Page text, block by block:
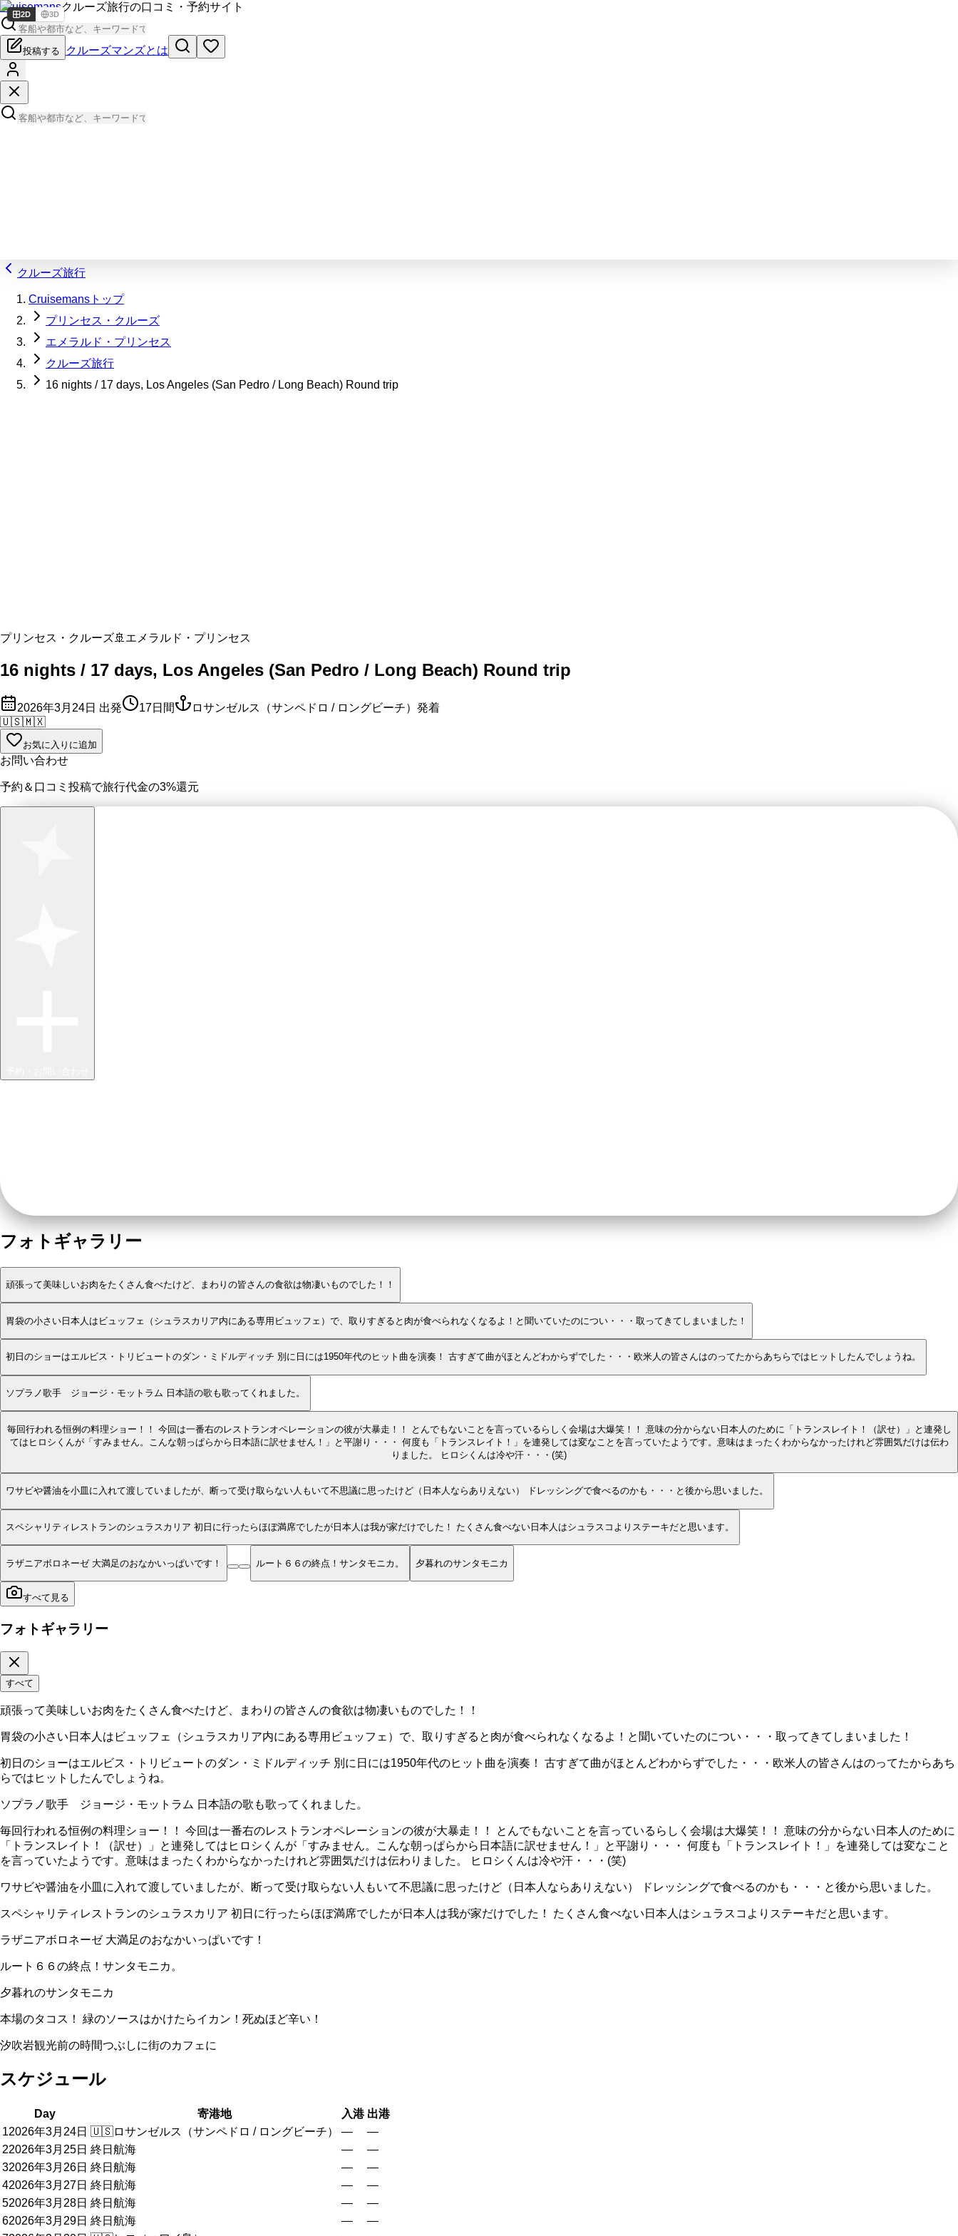
Cruisemansクルーズ旅行の口コミ・予約サイト
投稿する クルーズマンズとは
クルーズ旅行
Cruisemansトップ
プリンセス・クルーズ
エメラルド・プリンセス
クルーズ旅行
16 nights / 17 days, Los Angeles (San Pedro / Long Beach) Round trip
2D 3D
プリンセス・クルーズ🚢 エメラルド・プリンセス
16 nights / 17 days, Los Angeles (San Pedro / Long Beach) Round trip
2026年3月24日 出発 17日間
ロサンゼルス（サンペドロ / ロングビーチ）発着
🇺🇸🇲🇽
お気に入りに追加
お問い合わせ
予約＆口コミ投稿で旅行代金の3%還元
フォトギャラリー
頑張って美味しいお肉をたくさん食べたけど、まわりの皆さんの食欲は物凄いものでした！！
胃袋の小さい日本人はビュッフェ（シュラスカリア内にある専用ビュッフェ）で、取りすぎると肉が食べられなくなるよ！と聞いていたのについ・・・取ってきてしまいました！
初日のショーはエルビス・トリビュートのダン・ミドルディッチ 別に日には1950年代のヒット曲を演奏！ 古すぎて曲がほとんどわからずでした・・・欧米人の皆さんはのってたからあちらではヒットしたんでしょうね。
ソプラノ歌手 ジョージ・モットラム 日本語の歌も歌ってくれました。
毎回行われる恒例の料理ショー！！ 今回は一番右のレストランオペレーションの彼が大暴走！！ とんでもないことを言っているらしく会場は大爆笑！！ 意味の分からない日本人のために「トランスレイト！（訳せ）」と連発し
てはヒロシくんが「すみません。こんな朝っぱらから日本語に訳せません！」と平謝り・・・ 何度も「トランスレイト！」を連発しては変なことを言っていたようです。意味はまったくわからなかったけれど雰囲気だけは伝わ
りました。 ヒロシくんは冷や汗・・・(笑)
ワサビや醤油を小皿に入れて渡していましたが、断って受け取らない人もいて不思議に思ったけど（日本人ならありえない） ドレッシングで食べるのかも・・・と後から思いました。
スペシャリティレストランのシュラスカリア 初日に行ったらほぼ満席でしたが日本人は我が家だけでした！ たくさん食べない日本人はシュラスコよりステーキだと思います。
ラザニアボロネーゼ 大満足のおなかいっぱいです！ ルート６６の終点！サンタモニカ。 夕暮れのサンタモニカ
すべて見る
フォトギャラリー
すべて
頑張って美味しいお肉をたくさん食べたけど、まわりの皆さんの食欲は物凄いものでした！！
胃袋の小さい日本人はビュッフェ（シュラスカリア内にある専用ビュッフェ）で、取りすぎると肉が食べられなくなるよ！と聞いていたのについ・・・取ってきてしまいました！
初日のショーはエルビス・トリビュートのダン・ミドルディッチ 別に日には1950年代のヒット曲を演奏！ 古すぎて曲がほとんどわからずでした・・・欧米人の皆さんはのってたからあち
らではヒットしたんでしょうね。
ソプラノ歌手 ジョージ・モットラム 日本語の歌も歌ってくれました。
毎回行われる恒例の料理ショー！！ 今回は一番右のレストランオペレーションの彼が大暴走！！ とんでもないことを言っているらしく会場は大爆笑！！ 意味の分からない日本人のために
「トランスレイト！（訳せ）」と連発してはヒロシくんが「すみません。こんな朝っぱらから日本語に訳せません！」と平謝り・・・ 何度も「トランスレイト！」を連発しては変なこと
を言っていたようです。意味はまったくわからなかったけれど雰囲気だけは伝わりました。 ヒロシくんは冷や汗・・・(笑)
ワサビや醤油を小皿に入れて渡していましたが、断って受け取らない人もいて不思議に思ったけど（日本人ならありえない） ドレッシングで食べるのかも・・・と後から思いました。
スペシャリティレストランのシュラスカリア 初日に行ったらほぼ満席でしたが日本人は我が家だけでした！ たくさん食べない日本人はシュラスコよりステーキだと思います。
ラザニアボロネーゼ 大満足のおなかいっぱいです！
ルート６６の終点！サンタモニカ。
夕暮れのサンタモニカ
本場のタコス！ 緑のソースはかけたらイカン！死ぬほど辛い！
汐吹岩観光前の時間つぶしに街のカフェに
スケジュール
Day 寄港地 入港 出港
12026年3月24日 🇺🇸ロサンゼルス（サンペドロ / ロングビーチ） —
—
22026年3月25日 終日航海 —
—
32026年3月26日 終日航海 —
—
42026年3月27日 終日航海 —
—
52026年3月28日 終日航海 —
—
62026年3月29日 終日航海 —
—